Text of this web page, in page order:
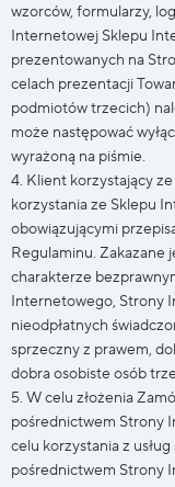
wzorców, formularzy,
Internetowej Sklepu
prezentowanych na
celach prezentacji
podmiotów trzecich)
może następować
wyrażoną na piśmie.
4. Klient korzystający
korzystania ze Sklepu
obowiązującymi
Regulaminu. Zakazane
charakterze
Internetowego, Strony
nieodpłatnych
sprzeczny z prawem,
dobra osobiste osób
5. W celu złożenia
pośrednictwem Strony
celu korzystania z
pośrednictwem Strony